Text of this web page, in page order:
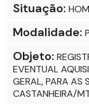
Situação:
Modalidade:
Objeto:
EVENTUAL
GERAL, PARA AS
CASTANHEIRA/